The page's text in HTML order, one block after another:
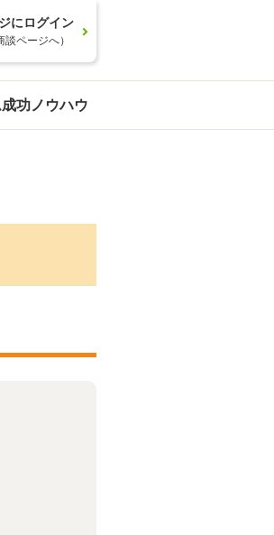
にログイン
談ページへ）
功ノウハウ